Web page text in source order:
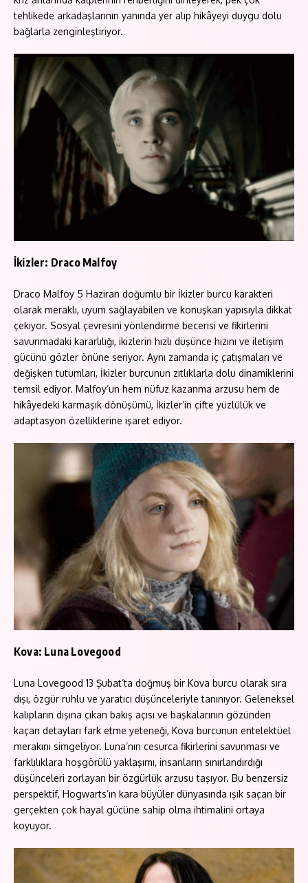
tehlikede arkadaşlarının yanında yer alıp hikâyeyi duygu dolu
bağlarla zenginleştiriyor.
İkizler: Draco Malfoy
Draco Malfoy 5 Haziran doğumlu bir İkizler burcu karakteri
olarak meraklı, uyum sağlayabilen ve konuşkan yapısıyla dikkat
çekiyor. Sosyal çevresini yönlendirme becerisi ve fikirlerini
savunmadaki kararlılığı, ikizlerin hızlı düşünce hızını ve iletişim
gücünü gözler önüne seriyor. Aynı zamanda iç çatışmaları ve
değişken tutumları, İkizler burcunun zıtlıklarla dolu dinamiklerini
temsil ediyor. Malfoy’un hem nüfuz kazanma arzusu hem de
hikâyedeki karmaşık dönüşümü, İkizler’in çifte yüzlülük ve
adaptasyon özelliklerine işaret ediyor.
Kova: Luna Lovegood
Luna Lovegood 13 Şubat’ta doğmuş bir Kova burcu olarak sıra
dışı, özgür ruhlu ve yaratıcı düşünceleriyle tanınıyor. Geleneksel
kalıpların dışına çıkan bakış açısı ve başkalarının gözünden
kaçan detayları fark etme yeteneği, Kova burcunun entelektüel
merakını simgeliyor. Luna’nın cesurca fikirlerini savunması ve
farklılıklara hoşgörülü yaklaşımı, insanların sınırlandırdığı
düşünceleri zorlayan bir özgürlük arzusu taşıyor. Bu benzersiz
perspektif, Hogwarts’ın kara büyüler dünyasında ışık saçan bir
gerçekten çok hayal gücüne sahip olma ihtimalini ortaya
koyuyor.